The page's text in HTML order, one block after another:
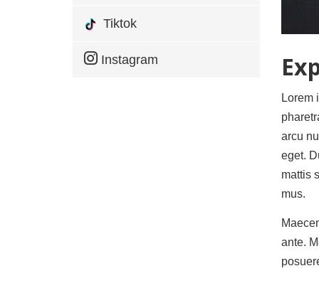
Tiktok
Instagram
Lorem
arcu
eget.
mattis
mus.
ante.